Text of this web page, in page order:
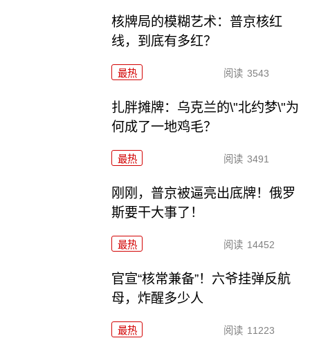
核牌局的模糊艺术：普京核红
线，到底有多红？
最热 阅读 3543
扎胖摊牌：乌克兰的\"北约梦\"为
何成了一地鸡毛？
最热 阅读 3491
刚刚，普京被逼亮出底牌！俄罗
斯要干大事了！
最热 阅读 14452
官宣“核常兼备”！六爷挂弹反航
母，炸醒多少人
最热 阅读 11223